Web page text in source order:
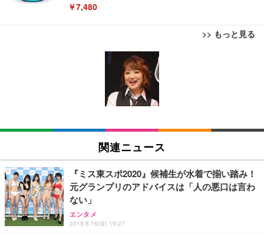
￥7,480
>> もっと見る
[EdoErgo] オフィスチェア 椅子 テレワーク 疲れな
い 跳ね上げ式アームレスト コンパクト 約105度ロッ
キング pc 事務椅子 360度回転 座面昇降 強化ナイロ
ン樹脂ベース 通気性メッシュ 在宅ワーク H-WY01
(黒網+黒枠+黒足)
SIHOO B100 オフィスチェア／デスクチェア メッシ
ュチェア 人間工学 疲れない ブラック
￥27,999
Sezlife オフィスチェア デスクチェア 疲れない テレ
ワーク チェア 強化バックレスト 30度ロッキング機
能 人間工学 椅子 腰サポート 90度跳ね上げ式アーム
レスト 3Dヘッドレスト ハンガー付き 高反発クッシ
EIZO ビジネス向けプレミアムモニター | FlexScan
EV3240X-WT | 31.5型4K UHD・USB Type-C・ホワ
EIZO ビジネス向けプレミアムモニター | FlexScan
￥109,572
【純正品】27"ゲーミングモニター DualSense 充電
フック付き（CFI-ZDM1J）
￥49,979
Amazonベーシック ペットシーツ 薄型 レギュラー 1
回使い捨て 無香料 ホワイト 300枚
Amazonベーシック ペットシーツ 厚型 ワイド 42枚
x2袋(84枚) ホワイト(吸収面:ライトブルー)
￥3,234
ネオ・ルーライフ ネオ・オムツ L 中型犬用 26枚入
り 単品
￥1,800
関連ニュース
『ミス東スポ2020』候補生が水着で揃い踏み！
元グランプリのアドバイスは「人の悪口は言わ
ない」
エンタメ
2019.8.16(金) 19:27